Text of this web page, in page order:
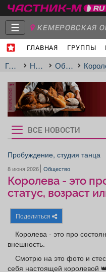
☰ КЕМЕРОВСКАЯ
ГЛАВНАЯ ГРУППЫ
Главная
Группы
Объявления
Работа
Афиша
Главная Новости Общество
реклама
Рукбрики
новостей
ВСЕ НОВОСТИ
Пробуждение, студия танца
8 июня 2026 Общество
Королева - это
статус, возраст
Поделиться
Королева - это про
внешность.
Смотрю на это фото и
себя настоящей королевой